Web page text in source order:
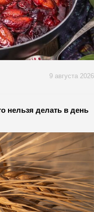
9 августа 2026
нельзя делать в день